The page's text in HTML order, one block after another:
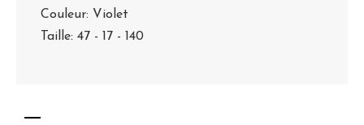
Couleur: Violet
Taille: 47 - 17 - 140